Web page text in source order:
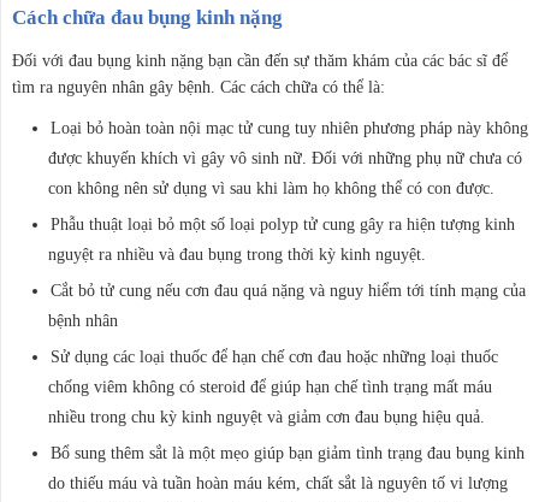
Cách chữa đau bụng kinh nặng
Đối với đau bụng kinh nặng bạn cần đến sự thăm khám của các bác sĩ để
tìm ra nguyên nhân gây bệnh. Các cách chữa có thể là:
Loại bỏ hoàn toàn nội mạc tử cung tuy nhiên phương pháp này không
được khuyến khích vì gây vô sinh nữ. Đối với những phụ nữ chưa có
con không nên sử dụng vì sau khi làm họ không thể có con được.
Phẫu thuật loại bỏ một số loại polyp tử cung gây ra hiện tượng kinh
nguyệt ra nhiều và đau bụng trong thời kỳ kinh nguyệt.
Cắt bỏ tử cung nếu cơn đau quá nặng và nguy hiểm tới tính mạng của
bệnh nhân
Sử dụng các loại thuốc để hạn chế cơn đau hoặc những loại thuốc
chống viêm không có steroid để giúp hạn chế tình trạng mất máu
nhiều trong chu kỳ kinh nguyệt và giảm cơn đau bụng hiệu quả.
Bổ sung thêm sắt là một mẹo giúp bạn giảm tình trạng đau bụng kinh
do thiếu máu và tuần hoàn máu kém, chất sắt là nguyên tố vi lượng